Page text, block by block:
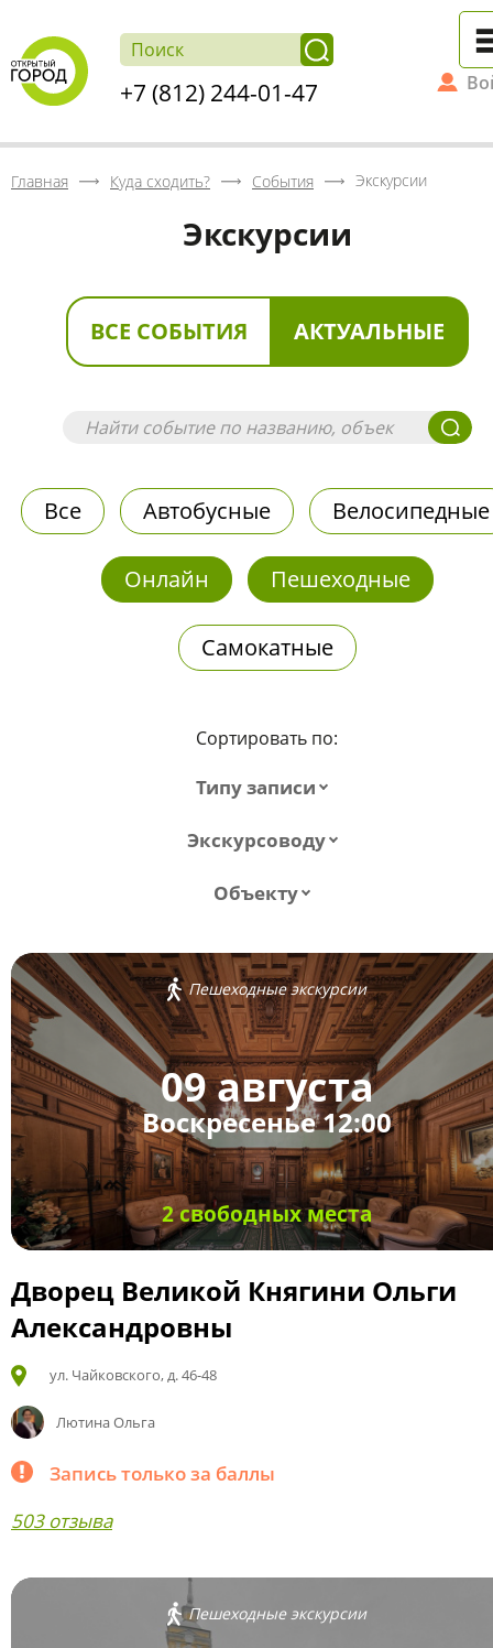
+7 (812) 244-01-47
Главная Куда сходить? События Экскурсии
Экскурсии
ВСЕ СОБЫТИЯ АКТУАЛЬНЫЕ
Все Автобусные Велосипедные
Онлайн Пешеходные
Самокатные
Сортировать по:
Типу записи
Экскурсоводу
Объекту
Пешеходные экскурсии
09 августа
Воскресенье 12:00
2 свободных места
Дворец Великой Княгини Ольги
Александровны
ул. Чайковского, д. 46-48
Лютина Ольга
Запись только за баллы
503 отзыва
Пешеходные экскурсии